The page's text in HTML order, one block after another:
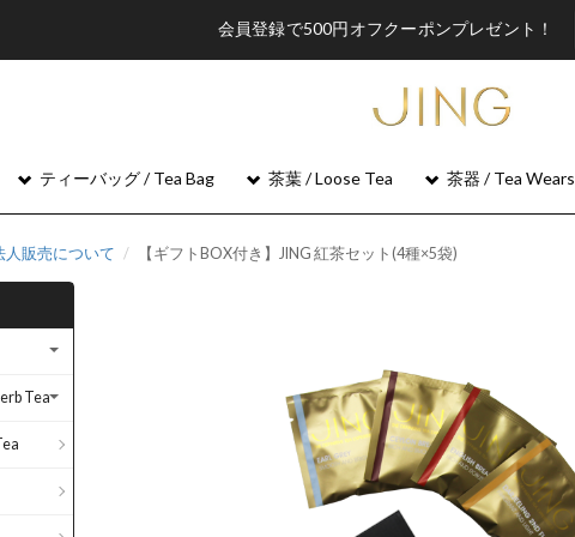
会員登録で500円オフクーポンプレゼント！
ティーバッグ / Tea Bag 茶葉 / Loose Tea 茶器 / Tea Wears
人販売について 【ギフトBOX付き】JING 紅茶セット(4種×5袋)
Tea